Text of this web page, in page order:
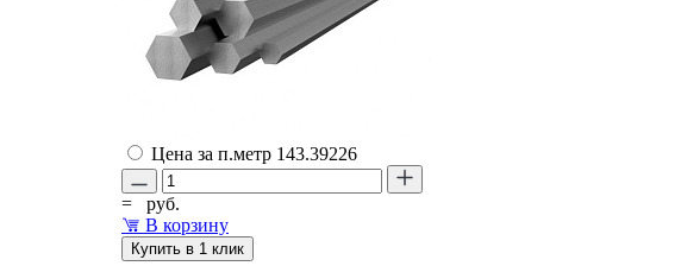
Цена за п.метр 143.39226
=
руб.
В корзину
Купить в 1 клик